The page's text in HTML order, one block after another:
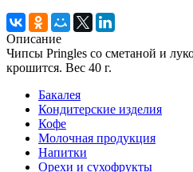
Описание
Чипсы Pringles со сметаной и
крошится. Вес 40 г.
Бакалея
Кондитерские изделия
Кофе
Молочная продукция
Напитки
Орехи и сухофрукты